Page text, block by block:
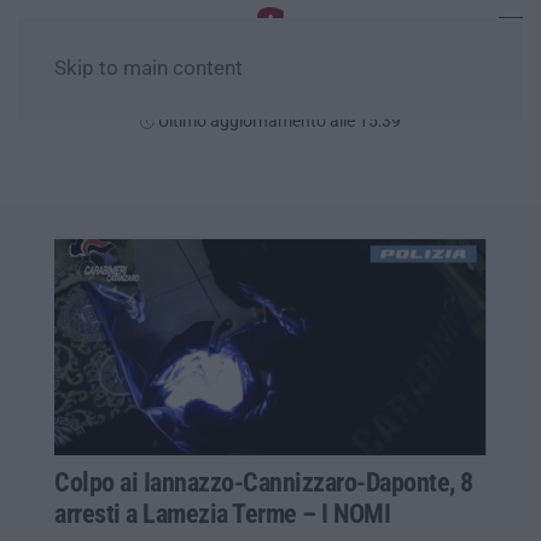
Skip to main content
Ultimo aggiornamento alle 15:39
Colpo ai Iannazzo-Cannizzaro-Daponte, 8
arresti a Lamezia Terme – I NOMI